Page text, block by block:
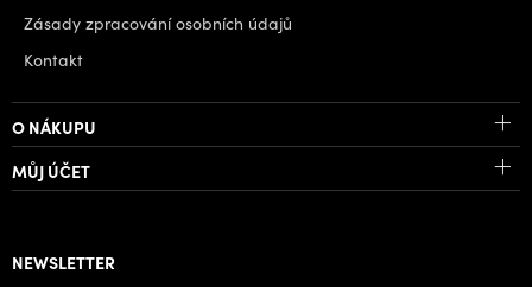
Zásady zpracování osobních údajů
Kontakt
O NÁKUPU
MŮJ ÚČET
NEWSLETTER